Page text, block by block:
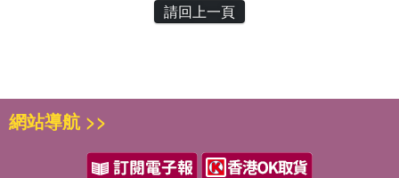
請回上一頁
網站導航 >>